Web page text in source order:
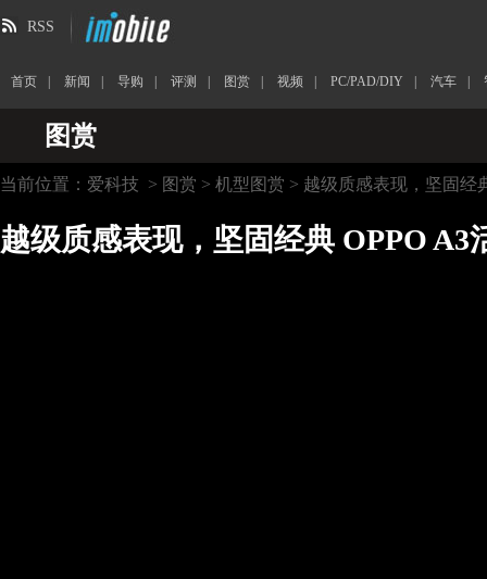
RSS
首页 新闻 导购 评测 图赏 视频 PC/PAD/DIY 汽车
图赏
当前位置： 爱科技 > 图赏 > 机型图赏 > 越级质感表现，坚固经
越级质感表现，坚固经典 OPPO A3